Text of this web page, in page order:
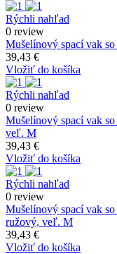
Rýchli nahľad
0 review
Mušelínový spací vak
39,43 €
Vložiť do košíka
Rýchli nahľad
0 review
Mušelínový spací vak
veľ. M
39,43 €
Vložiť do košíka
Rýchli nahľad
0 review
Mušelínový spací vak
ružový, veľ. M
39,43 €
Vložiť do košíka